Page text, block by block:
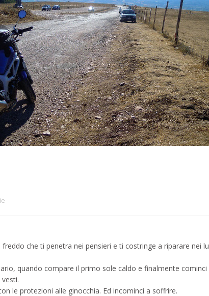
che ti penetra nei pensieri e ti costringe a riparare nei
quando compare il primo sole caldo e finalmente
le protezioni alle ginocchia. Ed incominci a soffrire.